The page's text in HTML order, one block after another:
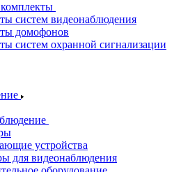
систем видеонаблюдения
домофонов
систем охранной сигнализации
устройства
для видеонаблюдения